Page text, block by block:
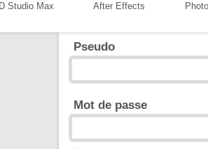
Studio Max After Effects
Pseudo
Mot de passe